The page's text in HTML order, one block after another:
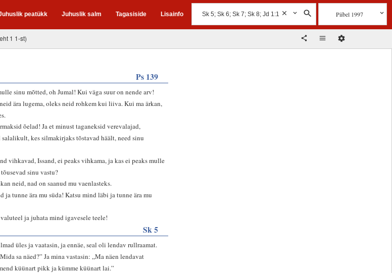
peatükk Juhuslik salm Tagasiside Lisainfo Piibel 1997
1 1-st)
Ps 139
sinu mõtted, oh Jumal! Kui väga suur on nende arv!
ära lugema, oleks neid rohkem kui liiva. Kui ma ärkan,
õelad! Ja et minust taganeksid verevalajad,
salalikult, kes silmakirjaks tõstavad häält, need sinu
vihkavad, Issand, ei peaks vihkama, ja kas ei peaks mulle
sinu vastu?
neid, nad on saanud mu vaenlasteks.
ja tunne ära mu süda! Katsu mind läbi ja tunne ära mu
ja juhata mind igavesele teele!
Sk 5
üles ja vaatasin, ja ennäe, seal oli lendav rullraamat.
sa näed?” Ja mina vastasin: „Ma näen lendavat
küünart pikk ja kümme küünart lai.”